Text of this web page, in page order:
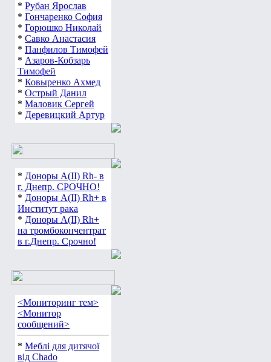
* Рубан Ярослав
* Гончаренко София
* Горюшко Николай
* Савко Анастасия
* Панфилов Тимофей
* Азаров-Кобзарь
Тимофей
* Ковыренко Ахмед
* Острый Данил
* Маловик Сергей
* Деревицкий Артур
* Доноры А(ІІ) Rh- в
г. Днепр. СРОЧНО!
* Доноры А(ІІ) Rh+ в
Институт рака
* Доноры А(ІІ) Rh+
на тромбокончентрат
в г.Днепр. Срочно!
<Мониторинг тем>
<Монитор
сообщений>
* Меблі для дитячої
від Chado